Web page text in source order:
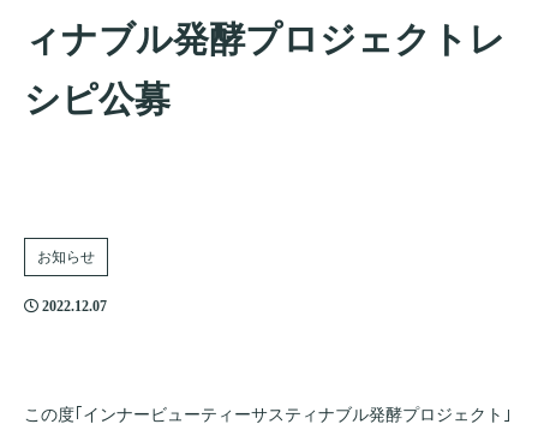
ィナブル発酵プロジェクトレ
シピ公募
お知らせ
2022.12.07
この度｢インナービューティーサスティナブル発酵プロジェクト｣